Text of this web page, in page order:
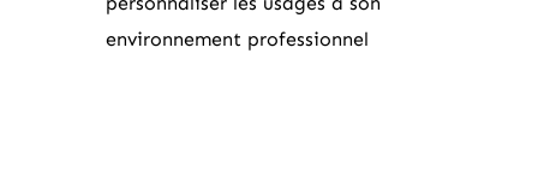
environnement professionnel